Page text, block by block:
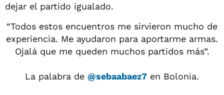
dejar el partido igualado.
“Todos estos encuentros me sirvieron mucho de
experiencia. Me ayudaron para aportarme armas.
Ojalá que me queden muchos partidos más”.
La palabra de @sebaabaez7 en Bolonia.